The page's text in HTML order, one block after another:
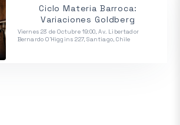
Ciclo Materia Barroca:
Variaciones Goldberg
Viernes 23 de Octubre 19:00, Av. Libertador
Bernardo O'Higgins 227, Santiago, Chile